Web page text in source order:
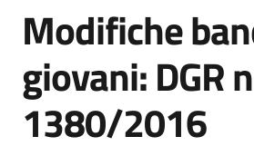
Servizi
Leggi
atti
bandi
Modifiche
giovani: DGR
1380/2016